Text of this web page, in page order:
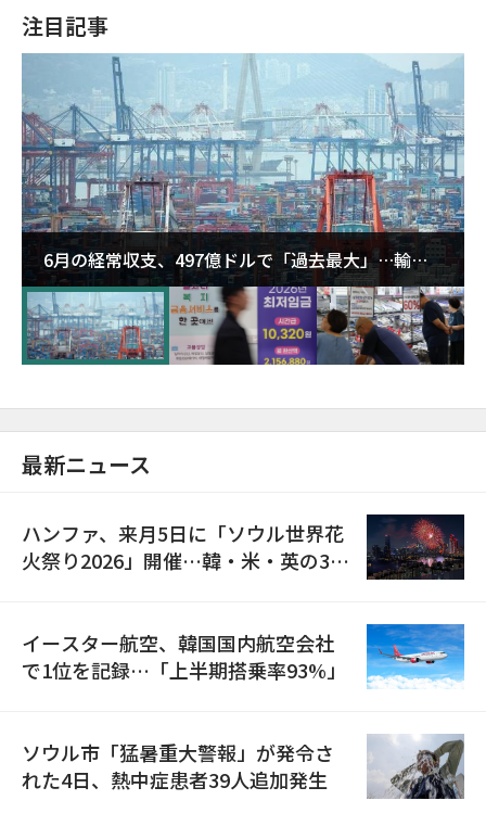
注目記事
6月の経常収支、497億ドルで「過去最大」…輸出
が初の1000億ドル突破
最新ニュース
ハンファ、来月5日に「ソウル世界花
火祭り2026」開催…韓・米・英の3カ
イースター航空、韓国国内航空会社
で1位を記録…「上半期搭乗率93%」
ソウル市「猛暑重大警報」が発令さ
れた4日、熱中症患者39人追加発生